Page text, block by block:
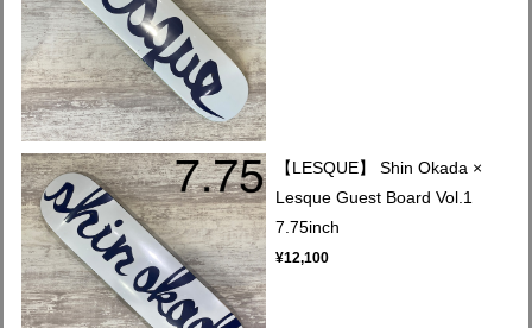
【LESQUE】 Shin Okada ×
Lesque Guest Board Vol.1
7.75inch
¥12,100